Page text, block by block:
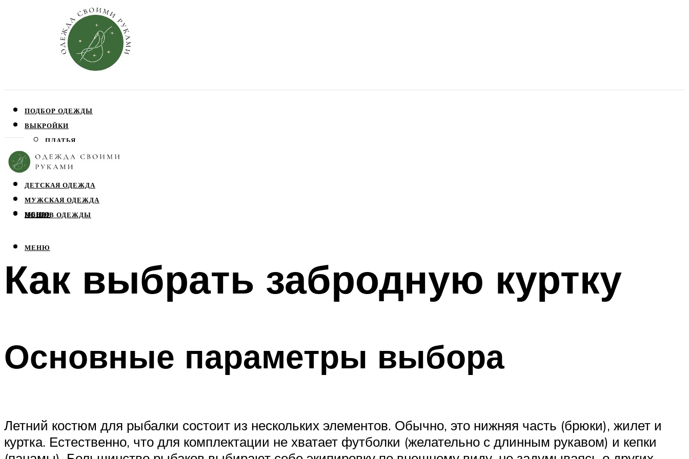
ПОДБОР ОДЕЖДЫ
ВЫКРОЙКИ
ПЛАТЬЯ
ЮБКИ
БЛУЗЫ
ДЕТСКАЯ ОДЕЖДА
МУЖСКАЯ ОДЕЖДА
ПОШИВ ОДЕЖДЫ
МЕНЮ
МЕНЮ
Как выбрать забродную куртку
Основные параметры выбора
Летний костюм для рыбалки состоит из нескольких элементов. Обычно, это нижняя часть (брюки), жилет и
куртка. Естественно, что для комплектации не хватает футболки (желательно с длинным рукавом) и кепки